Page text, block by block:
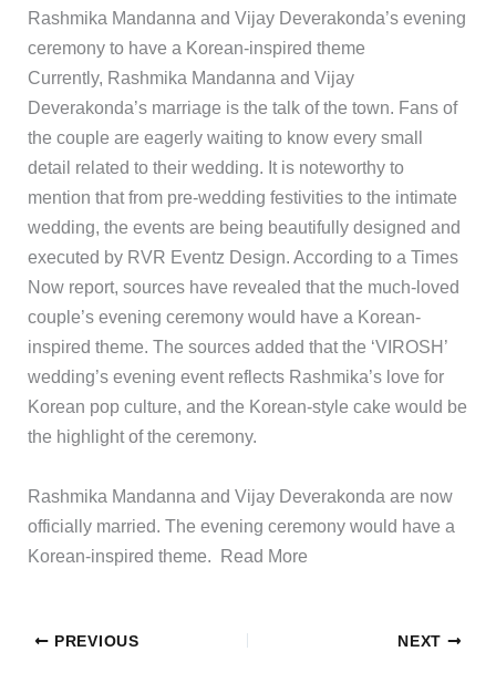
Rashmika Mandanna and Vijay Deverakonda’s evening
ceremony to have a Korean-inspired theme
Currently, Rashmika Mandanna and Vijay
Deverakonda’s marriage is the talk of the town. Fans of
the couple are eagerly waiting to know every small
detail related to their wedding. It is noteworthy to
mention that from pre-wedding festivities to the intimate
wedding, the events are being beautifully designed and
executed by RVR Eventz Design. According to a Times
Now report, sources have revealed that the much-loved
couple’s evening ceremony would have a Korean-
inspired theme. The sources added that the ‘VIROSH’
wedding’s evening event reflects Rashmika’s love for
Korean pop culture, and the Korean-style cake would be
the highlight of the ceremony.
​Rashmika Mandanna and Vijay Deverakonda are now
officially married. The evening ceremony would have a
Korean-inspired theme. ​Read More
PREVIOUS NEXT